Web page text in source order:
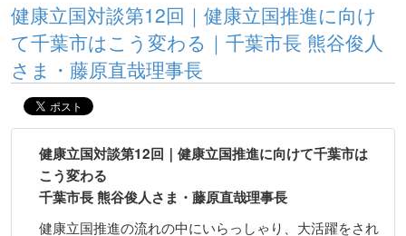
健康立国対談第12回｜健康立国推進に向け
て千葉市はこう変わる｜千葉市長 熊谷俊人
さま・藤原直哉理事長
健康立国対談第12回｜健康立国推進に向けて千葉市は
こう変わる
千葉市長 熊谷俊人さま・藤原直哉理事長
健康立国推進の流れの中にいらっしゃり、大活躍をされ